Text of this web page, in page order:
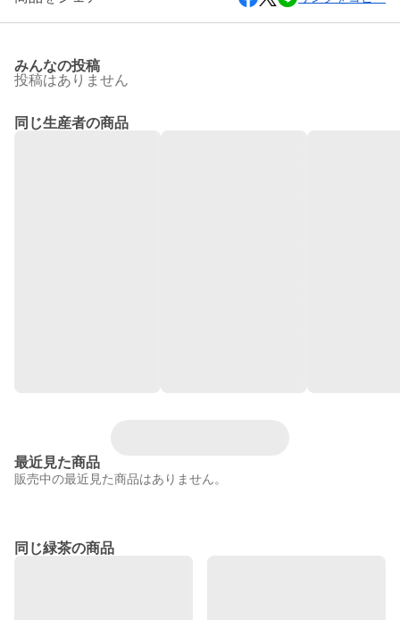
みんなの投稿
投稿はありません
同じ生産者の商品
最近見た商品
販売中の最近見た商品はありません。
同じ緑茶の商品